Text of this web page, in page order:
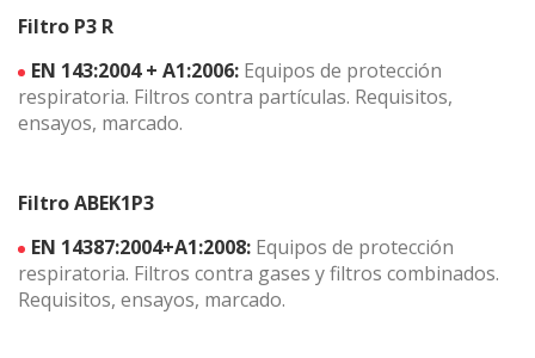
Filtro P3 R
EN 143:2004 + A1:2006: Equipos de protección
respiratoria. Filtros contra partículas. Requisitos,
ensayos, marcado.
Filtro ABEK1P3
EN 14387:2004+A1:2008: Equipos de protección
respiratoria. Filtros contra gases y filtros combinados.
Requisitos, ensayos, marcado.